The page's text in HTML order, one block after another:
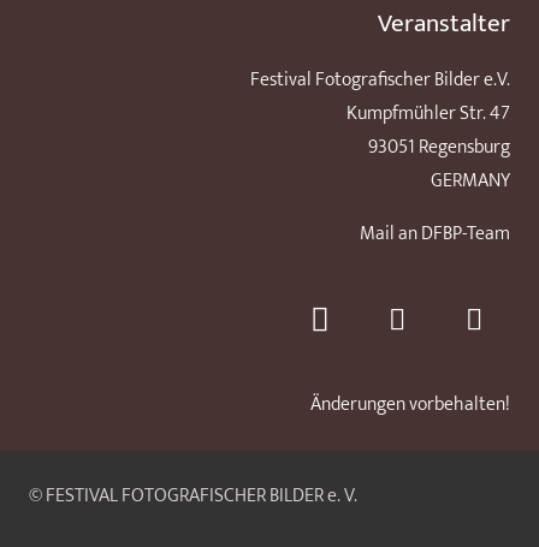
Veranstalter
Festival Fotografischer Bilder e.V.
Kumpfmühler Str. 47
93051 Regensburg
GERMANY
Mail an DFBP-Team
Änderungen vorbehalten!
© FESTIVAL FOTOGRAFISCHER BILDER e. V.